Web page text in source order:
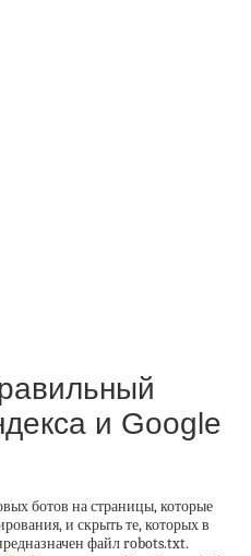
и Google
ботов на страницы, которые
и скрыть те, которых в
файл robots.txt.